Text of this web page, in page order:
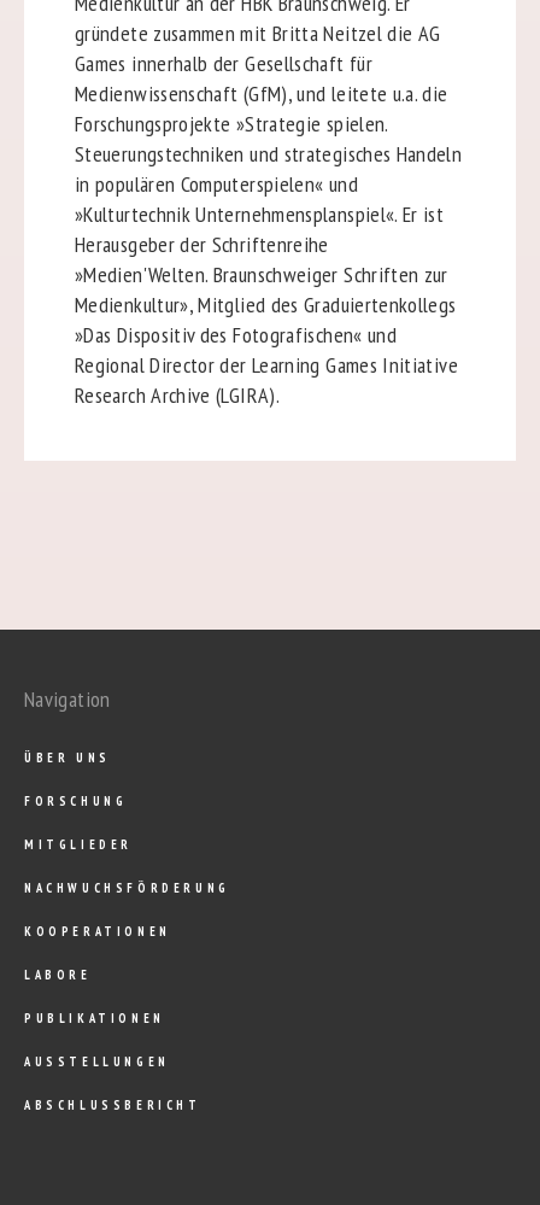
gründete zusammen mit Britta Neitzel die AG
Games innerhalb der Gesellschaft für
Medienwissenschaft (GfM), und leitete u.a. die
Forschungsprojekte »Strategie spielen.
Steuerungstechniken und strategisches Handeln
in populären Computerspielen« und
»Kulturtechnik Unternehmensplanspiel«. Er ist
Herausgeber der Schriftenreihe
»Medien'Welten. Braunschweiger Schriften zur
Medienkultur», Mitglied des Graduiertenkollegs
»Das Dispositiv des Fotografischen« und
Regional Director der Learning Games Initiative
Research Archive (LGIRA).
Navigation
ÜBER UNS
FORSCHUNG
MITGLIEDER
NACHWUCHSFÖRDERUNG
KOOPERATIONEN
LABORE
PUBLIKATIONEN
AUSSTELLUNGEN
ABSCHLUSSBERICHT